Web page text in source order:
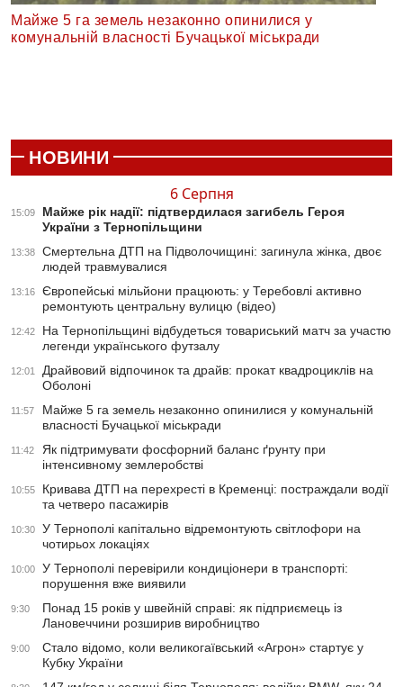
Майже 5 га земель незаконно опинилися у
комунальній власності Бучацької міськради
НОВИНИ
6 Серпня
15:09
Майже рік надії: підтвердилася загибель Героя
України з Тернопільщини
13:38
Смертельна ДТП на Підволочищині: загинула жінка, двоє
людей травмувалися
13:16
Європейські мільйони працюють: у Теребовлі активно
ремонтують центральну вулицю (відео)
12:42
На Тернопільщині відбудеться товариський матч за участю
легенди українського футзалу
12:01
Драйвовий відпочинок та драйв: прокат квадроциклів на
Оболоні
11:57
Майже 5 га земель незаконно опинилися у комунальній
власності Бучацької міськради
11:42
Як підтримувати фосфорний баланс ґрунту при
інтенсивному землеробстві
10:55
Кривава ДТП на перехресті в Кременці: постраждали водії
та четверо пасажирів
10:30
У Тернополі капітально відремонтують світлофори на
чотирьох локаціях
10:00
У Тернополі перевірили кондиціонери в транспорті:
порушення вже виявили
9:30
Понад 15 років у швейній справі: як підприємець із
Лановеччини розширив виробництво
9:00
Стало відомо, коли великогаївський «Агрон» стартує у
Кубку України